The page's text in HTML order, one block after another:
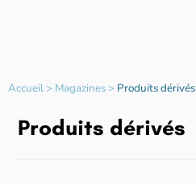
Accueil> Magazines> Produits dérivés
Produits dérivés